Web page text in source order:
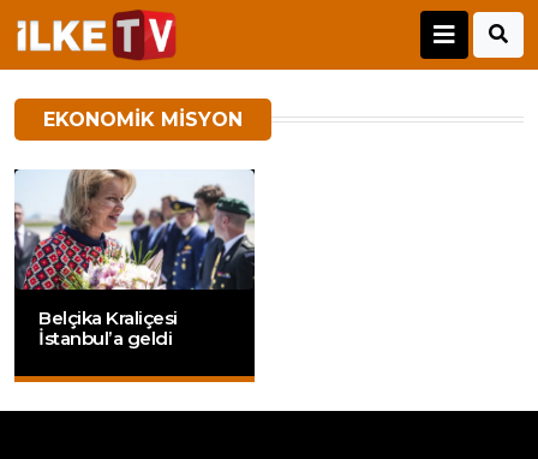
EKONOMIK MISYON
Belçika Kraliçesi
İstanbul’a geldi